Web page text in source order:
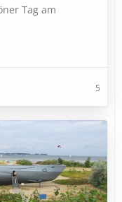
Tag am
5